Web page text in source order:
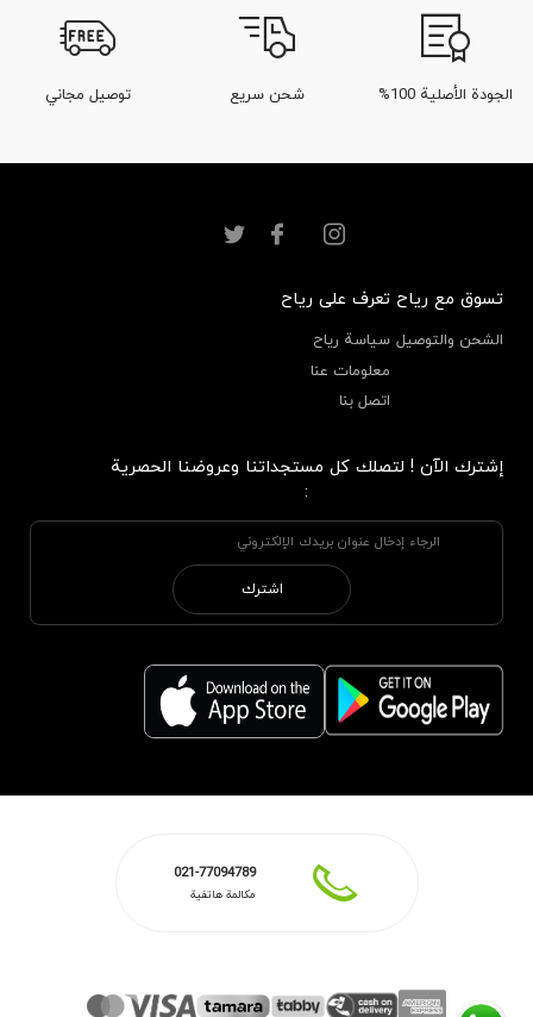
الجودة الأصلية 100% شحن سريع توصيل مجاني
تسوق مع رياح
الشحن والتوصيل
تعرف على رياح
سياسة رياح
معلومات عنا
اتصل بنا
إشترك الآن ! لتصلك كل مستجداتنا وعروضنا الحصرية
:
اشترك
021-77094789
مكالمة هاتفية